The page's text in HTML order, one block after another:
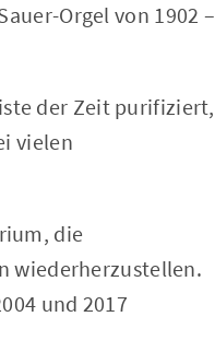
Orgel von 1902 –
der Zeit purifiziert,
vielen
die
wiederherzustellen.
und 2017